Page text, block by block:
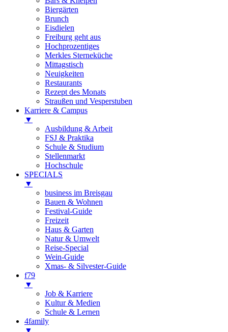
Biergärten
Brunch
Eisdielen
Freiburg geht aus
Hochprozentiges
Merkles Sterneküche
Mittagstisch
Neuigkeiten
Restaurants
Rezept des Monats
Straußen und Vesperstuben
Karriere & Campus
▼
Ausbildung & Arbeit
FSJ & Praktika
Schule & Studium
Stellenmarkt
Hochschule
SPECIALS
▼
business im Breisgau
Bauen & Wohnen
Festival-Guide
Freizeit
Haus & Garten
Natur & Umwelt
Reise-Special
Wein-Guide
Xmas- & Silvester-Guide
f79
▼
Job & Karriere
Kultur & Medien
Schule & Lernen
4family
▼